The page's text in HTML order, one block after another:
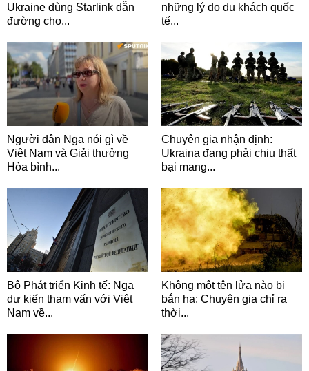
Ukraine dùng Starlink dẫn
đường cho...
những lý do du khách quốc
tế...
Người dân Nga nói gì về
Việt Nam và Giải thưởng
Hòa bình...
Chuyên gia nhận định:
Ukraina đang phải chịu thất
bại mang...
Bộ Phát triển Kinh tế: Nga
dự kiến tham vấn với Việt
Nam về...
Không một tên lửa nào bị
bắn hạ: Chuyên gia chỉ ra
thời...